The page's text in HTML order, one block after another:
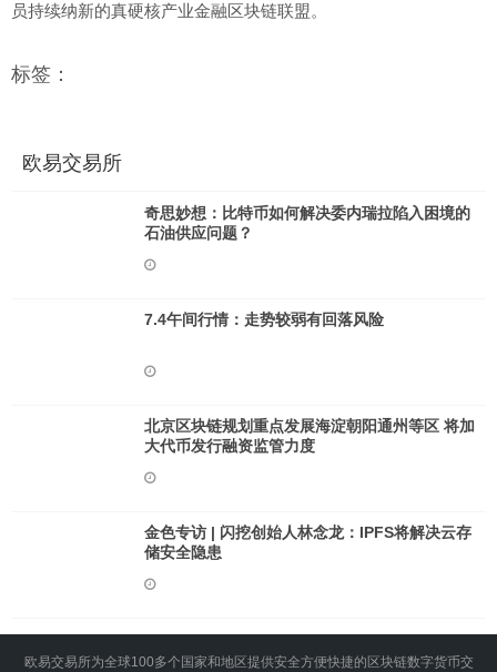
员持续纳新的真硬核产业金融区块链联盟。
标签：
欧易交易所
奇思妙想：比特币如何解决委内瑞拉陷入困境的
石油供应问题？
7.4午间行情：走势较弱有回落风险
北京区块链规划重点发展海淀朝阳通州等区 将加
大代币发行融资监管力度
金色专访 | 闪挖创始人林念龙：IPFS将解决云存
储安全隐患
欧易交易所为全球100多个国家和地区提供安全方便快捷的区块链数字货币交